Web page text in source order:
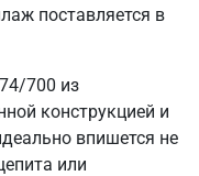
поставляется в
700 из
конструкцией и
впишется не
или